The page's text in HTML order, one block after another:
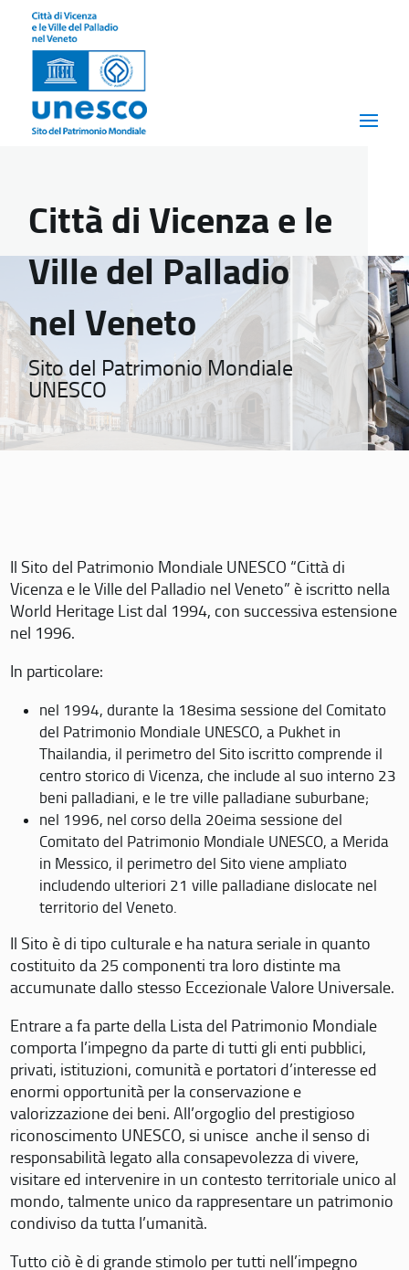
Città di Vicenza e le
Ville del Palladio
nel Veneto
Sito del Patrimonio Mondiale
UNESCO
Il Sito del Patrimonio Mondiale UNESCO “Città di
Vicenza e le Ville del Palladio nel Veneto” è iscritto nella
World Heritage List dal 1994, con successiva estensione
nel 1996.
In particolare:
nel 1994, durante la 18esima sessione del Comitato
del Patrimonio Mondiale UNESCO, a Pukhet in
Thailandia, il perimetro del Sito iscritto comprende il
centro storico di Vicenza, che include al suo interno 23
beni palladiani, e le tre ville palladiane suburbane;
nel 1996, nel corso della 20eima sessione del
Comitato del Patrimonio Mondiale UNESCO, a Merida
in Messico, il perimetro del Sito viene ampliato
includendo ulteriori 21 ville palladiane dislocate nel
territorio del Veneto.
Il Sito è di tipo culturale e ha natura seriale in quanto
costituito da 25 componenti tra loro distinte ma
accumunate dallo stesso Eccezionale Valore Universale.
Entrare a fa parte della Lista del Patrimonio Mondiale
comporta l’impegno da parte di tutti gli enti pubblici,
privati, istituzioni, comunità e portatori d’interesse ed
enormi opportunità per la conservazione e
valorizzazione dei beni. All’orgoglio del prestigioso
riconoscimento UNESCO, si unisce anche il senso di
responsabilità legato alla consapevolezza di vivere,
visitare ed intervenire in un contesto territoriale unico al
mondo, talmente unico da rappresentare un patrimonio
condiviso da tutta l’umanità.
Tutto ciò è di grande stimolo per tutti nell’impegno